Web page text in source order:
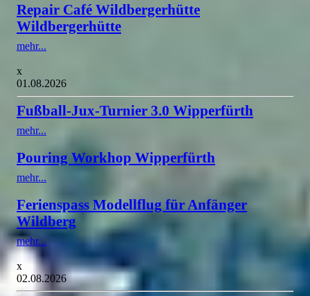
Repair Café Wildbergerhütte
Wildbergerhütte
mehr...
x
01.08.2026
Fußball-Jux-Turnier 3.0 Wipperfürth
mehr...
Pouring Workhop Wipperfürth
mehr...
Ferienspass Modellflug für Anfänger
Wildberg
mehr...
x
02.08.2026